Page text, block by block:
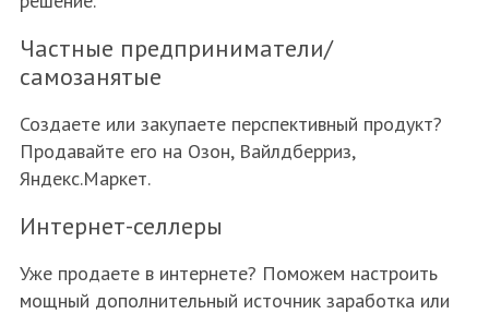
Частные предприниматели/
самозанятые
Создаете или закупаете перспективный продукт?
Продавайте его на Озон, Вайлдберриз,
Яндекс.Маркет.
Интернет-селлеры
Уже продаете в интернете? Поможем настроить
мощный дополнительный источник заработка или